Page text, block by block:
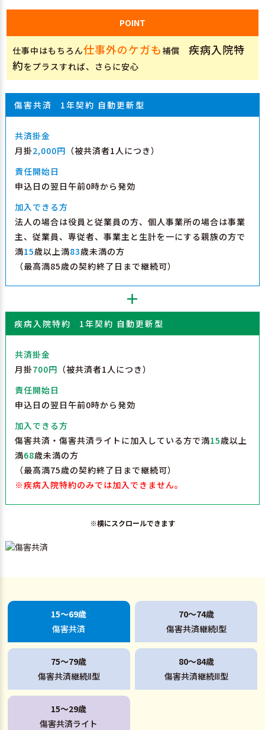
POINT
仕事中はもちろん仕事外のケガも 補償 疾病入院特
約をプラスすれば、さらに安心
傷害共済 1年契約 自動更新型
共済掛金
月掛2,000円 （被共済者1人につき）
責任開始日
申込日の翌日午前0時から発効
加入できる方
法人の場合は役員と従業員の方、個人事業所の場合は事業
主、従業員、専従者、事業主と生計を一にする親族の方で
満15歳以上満83歳未満の方
（最高満85歳の契約終了日まで継続可）
＋
疾病入院特約 1年契約 自動更新型
共済掛金
月掛700円 （被共済者1人につき）
責任開始日
申込日の翌日午前0時から発効
加入できる方
傷害共済・傷害共済ライトに加入している方で満15歳以上
満68歳未満の方
（最高満75歳の契約終了日まで継続可）
※疾病入院特約のみでは加入できません。
※横にスクロールできます
15～69歳
傷害共済
70～74歳
傷害共済継続Ⅰ型
75～79歳
傷害共済継続Ⅱ型
80～84歳
傷害共済継続Ⅲ型
15～29歳
傷害共済ライト